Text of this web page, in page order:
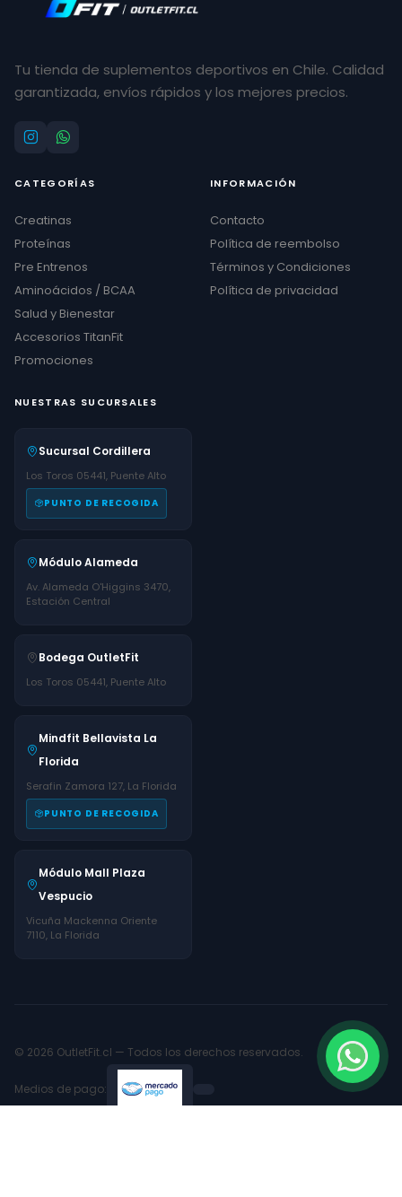
Tu tienda de suplementos deportivos en Chile. Calidad
garantizada, envíos rápidos y los mejores precios.
CATEGORÍAS
Creatinas
Proteínas
Pre Entrenos
Aminoácidos / BCAA
Salud y Bienestar
Accesorios TitanFit
Promociones
INFORMACIÓN
Contacto
Política de reembolso
Términos y Condiciones
Política de privacidad
NUESTRAS SUCURSALES
Sucursal Cordillera
Los Toros 05441, Puente Alto
PUNTO DE RECOGIDA
Módulo Alameda
Av. Alameda O'Higgins 3470,
Estación Central
Bodega OutletFit
Los Toros 05441, Puente Alto
Mindfit Bellavista La
Florida
Serafin Zamora 127, La Florida
PUNTO DE RECOGIDA
Módulo Mall Plaza
Vespucio
Vicuña Mackenna Oriente
7110, La Florida
© 2026 OutletFit.cl — Todos los derechos reservados.
Medios de pago: